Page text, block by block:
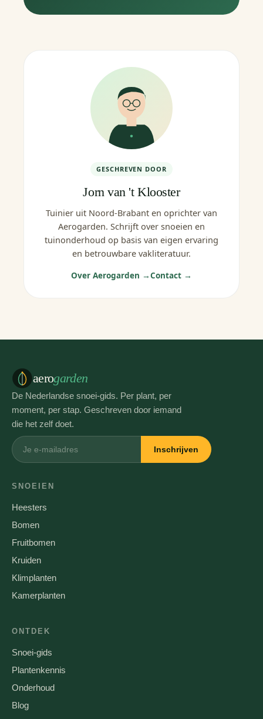
GESCHREVEN DOOR
Jorn van 't Klooster
Tuinier uit Noord-Brabant en oprichter van
Aerogarden. Schrijft over snoeien en
tuinonderhoud op basis van eigen ervaring
en betrouwbare vakliteratuur.
Over Aerogarden →Contact →
aerogarden
De Nederlandse snoei-gids. Per plant, per
moment, per stap. Geschreven door iemand
die het zelf doet.
Inschrijven
SNOEIEN
Heesters
Bomen
Fruitbomen
Kruiden
Klimplanten
Kamerplanten
ONTDEK
Snoei-gids
Plantenkennis
Onderhoud
Blog